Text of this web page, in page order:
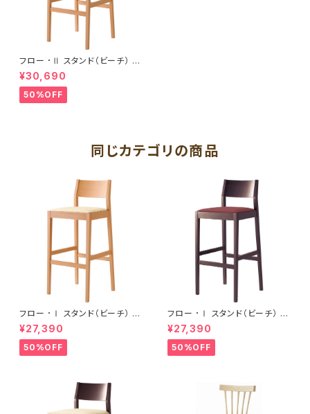
フロー ･Ⅱ スタンド（ビーチ） R
NA
¥30,690
50%OFF
同じカテゴリの商品
フロー ･Ⅰ スタンド（ビーチ） R
NA
¥27,390
50%OFF
フロー ･Ⅰ スタンド（ビーチ） B
R
¥27,390
50%OFF